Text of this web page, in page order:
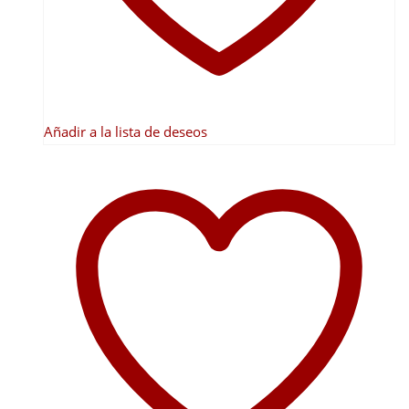
la
página
Añadir a la lista de deseos